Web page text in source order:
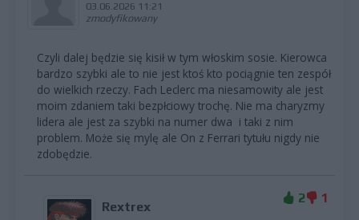
03.06.2026 11:21
zmodyfikowany
Czyli dalej będzie się kisił w tym włoskim sosie. Kierowca
bardzo szybki ale to nie jest ktoś kto pociągnie ten zespół
do wielkich rzeczy. Fach Leclerc ma niesamowity ale jest
moim zdaniem taki bezpłciowy trochę. Nie ma charyzmy
lidera ale jest za szybki na numer dwa i taki z nim
problem. Może się mylę ale On z Ferrari tytułu nigdy nie
zdobędzie.
Rextrex
2 1